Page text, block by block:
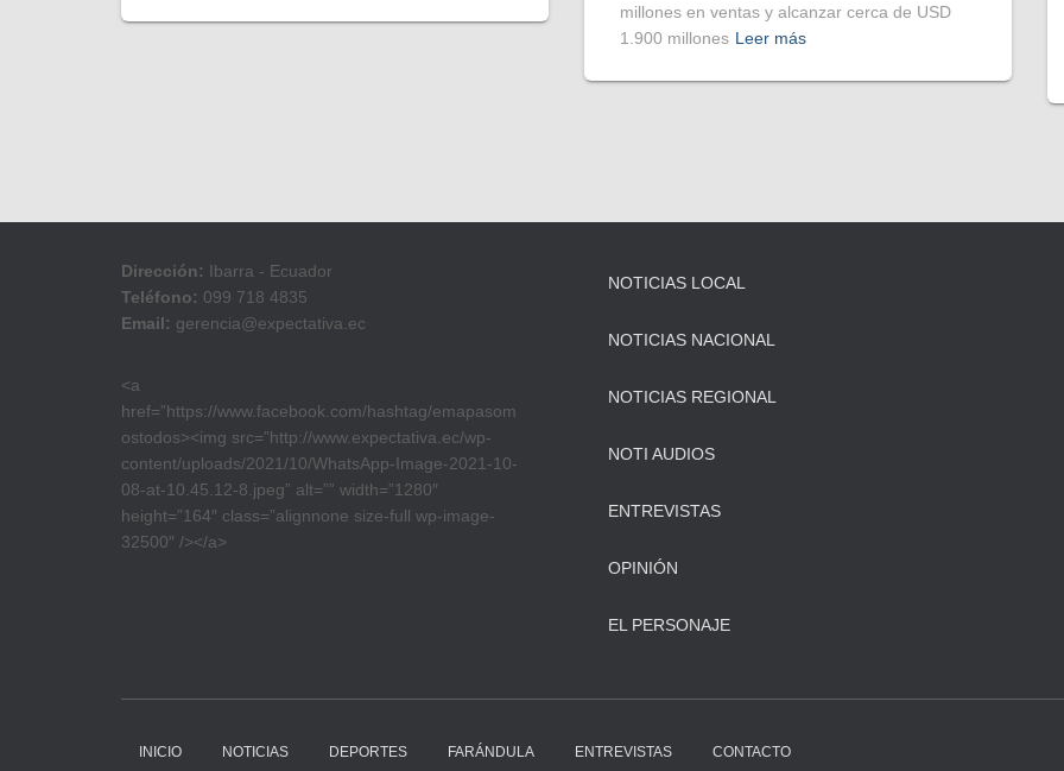
millones en ventas y alcanzar cerca de USD
1.900 millones Leer más
Dirección: Ibarra - Ecuador
Teléfono: 099 718 4835
Email: gerencia@expectativa.ec
<a
href=”https://www.facebook.com/hashtag/emapasom
ostodos><img src=”http://www.expectativa.ec/wp-
content/uploads/2021/10/WhatsApp-Image-2021-10-
08-at-10.45.12-8.jpeg” alt=”” width=”1280″
height=”164″ class=”alignnone size-full wp-image-
32500″ /></a>
NOTICIAS LOCAL
NOTICIAS NACIONAL
NOTICIAS REGIONAL
NOTI AUDIOS
ENTREVISTAS
OPINIÓN
EL PERSONAJE
INICIO NOTICIAS DEPORTES FARÁNDULA ENTREVISTAS CONTACTO